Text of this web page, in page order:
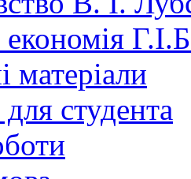
економія
матеріали
студента